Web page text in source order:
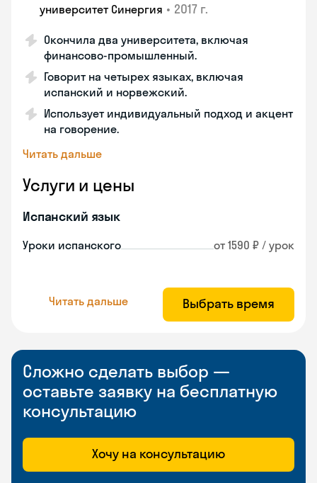
университет Синергия • 2017 г.
Окончила два университета, включая
финансово-промышленный.
Говорит на четырех языках, включая
испанский и норвежский.
Использует индивидуальный подход и акцент
на говорение.
Читать дальше
Услуги и цены
Испанский язык
Уроки испанского от 1590 ₽ / урок
Читать дальше Выбрать время
Сложно сделать выбор —
оставьте заявку на бесплатную
консультацию
Хочу на консультацию